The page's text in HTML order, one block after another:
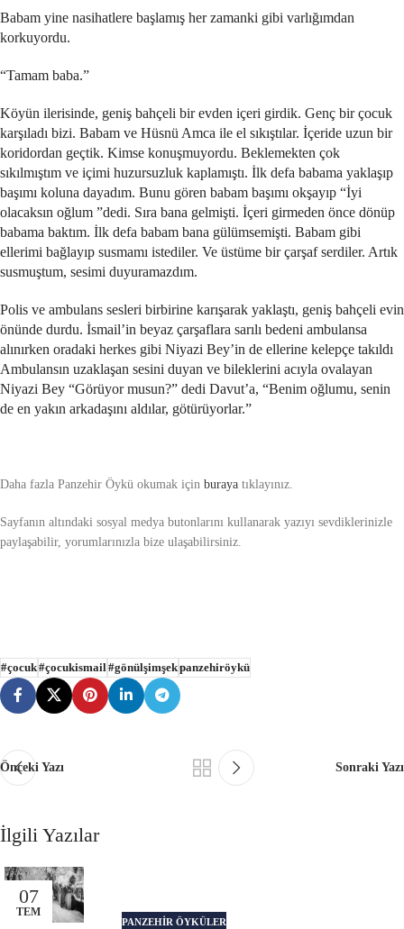
Babam yine nasihatlere başlamış her zamanki gibi varlığımdan
korkuyordu.
“Tamam baba.”
Köyün ilerisinde, geniş bahçeli bir evden içeri girdik. Genç bir çocuk
karşıladı bizi. Babam ve Hüsnü Amca ile el sıkıştılar. İçeride uzun bir
koridordan geçtik. Kimse konuşmuyordu. Beklemekten çok
sıkılmıştım ve içimi huzursuzluk kaplamıştı. İlk defa babama yaklaşıp
başımı koluna dayadım. Bunu gören babam başımı okşayıp “İyi
olacaksın oğlum ”dedi. Sıra bana gelmişti. İçeri girmeden önce dönüp
babama baktım. İlk defa babam bana gülümsemişti. Babam gibi
ellerimi bağlayıp susmamı istediler. Ve üstüme bir çarşaf serdiler. Artık
susmuştum, sesimi duyuramazdım.
Polis ve ambulans sesleri birbirine karışarak yaklaştı, geniş bahçeli evin
önünde durdu. İsmail’in beyaz çarşaflara sarılı bedeni ambulansa
alınırken oradaki herkes gibi Niyazi Bey’in de ellerine kelepçe takıldı
Ambulansın uzaklaşan sesini duyan ve bileklerini acıyla ovalayan
Niyazi Bey “Görüyor musun?” dedi Davut’a, “Benim oğlumu, senin
de en yakın arkadaşını aldılar, götürüyorlar.”
Daha fazla Panzehir Öykü okumak için buraya tıklayınız.
Sayfanın altındaki sosyal medya butonlarını kullanarak yazıyı sevdiklerinizle
paylaşabilir, yorumlarınızla bize ulaşabilirsiniz.
#çocuk#çocukismail#gönülşimşekpanzehiröykü
Önceki Yazı Sonraki Yazı
İlgili Yazılar
07
TEM
PANZEHIR ÖYKÜLER